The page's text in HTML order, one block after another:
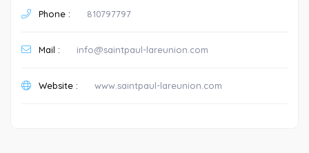
Phone : 810797797
Mail : info@saintpaul-lareunion.com
Website : www.saintpaul-lareunion.com